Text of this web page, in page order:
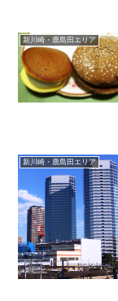
新川崎・鹿島田エリア
新川崎・鹿島田エリア